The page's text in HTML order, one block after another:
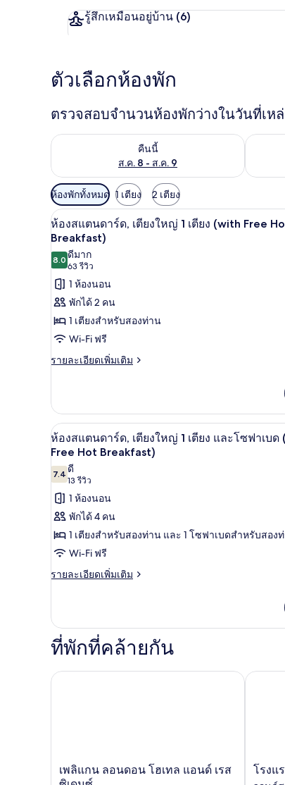
รู้สึกเหมือนอยู่บ้าน (6)
ตัวเลือกห้องพัก
ตรวจสอบจำนวนห้องพักว่างในวันที่เห
คืนนี้
ส.ค. 8 - ส.ค. 9
ตรวจสอบจำนวนห้องพักว่างในคืนนี้ ส.ค. 8 - ส.ค.
ตรวจส
ตัว
กรอง
ที่
มี
ให้
สำหรับ
ห้อง
พัก
ห้องพักทั้งหมด 1 เตียง 2 เตียง
เปิด
ภาพถ่าย
ทั้งหมด
ของ
ห้อง
สแตนดาร์ด,
เตียง
ใหญ่
(with
Free
Hot
Breakfast)
ห้องสแตนดาร์ด, เตียง
5
ห้องสแตนดาร์ด, เตียงใหญ่ 1 เตียง (with Free
Breakfast)
8.08.0 จาก 10
ดีมาก
63 รีวิว
(63
รีวิว)
1 ห้องนอน
พักได้ 2 คน
1 เตียงสำหรับสองท่าน
Wi-Fi ฟรี
รายละเอียดเพิ่มเติม
ราย
เกี่ยว
กับ
ห้อง
สแตนดาร์ด,
ใหญ่
1
เตียง
(with
Free
Hot
Breakfast)
เปิด
ภาพถ่าย
ทั้งหมด
ของ
ห้อง
สแตนดาร์ด,
เตียง
ใหญ่
และ
โซฟา
เบด
ห้องสแตนดาร์ด, เตียง
6
ห้องสแตนดาร์ด, เตียงใหญ่ 1 เตียง และโซฟาเบด
Free Hot Breakfast)
7.47.4 จาก 10
ดี
13 รีวิว
(13
รีวิว)
1 ห้องนอน
พักได้ 4 คน
1 เตียงสำหรับสองท่าน และ 1 โซฟาเบดสำหรับสอง
Wi-Fi ฟรี
รายละเอียดเพิ่มเติม
ราย
เกี่ยว
กับ
ห้อง
เตียง
(with
Free
ที่พักที่คล้ายกัน
เพ
ลิ
เพลิแกน ลอนดอน โฮเทล แอนด์ เรส
เพลิแกน ลอนดอน โฮเทล แอนด์ เรสซิเดนซ์
โรง
โรงแ
โรงแร